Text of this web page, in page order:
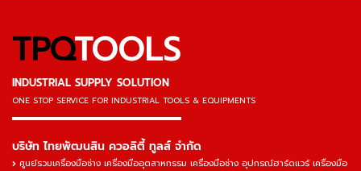
TPQTOOLS
INDUSTRIAL SUPPLY SOLUTION
ONE STOP SERVICE FOR INDUSTRIAL TOOLS & EQUIPMENTS
▬▬▬▬▬▬▬▬▬▬▬▬▬▬▬
บริษัท ไทยพัฒนสิน ควอลิตี้ ทูลส์ จำกัด
ศูนย์รวมเครื่องมือช่าง เครื่องมืออุตสาหกรรม เครื่องมือช่าง อุปกรณ์ฮาร์ดแวร์ เครื่องมือ